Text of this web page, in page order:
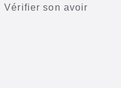
Vérifier son avoir